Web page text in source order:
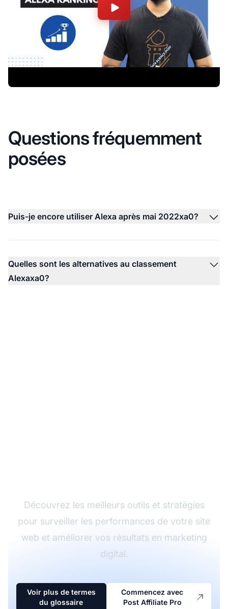
Questions fréquemment
posées
Puis-je encore utiliser Alexa après mai 2022xa0?
Quelles sont les alternatives au classement
Alexaxa0?
Découvrez les meilleurs outils et stratégies
pour surveiller les performances de votre site
web et améliorer vos résultats en marketing
digital.
Voir plus de termes
du glossaire
Commencez avec
Post Affiliate Pro